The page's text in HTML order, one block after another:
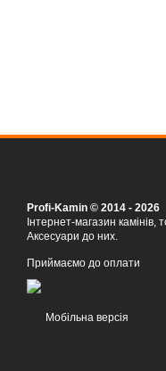
Profi-Kamin © 2014 - 2026
Інтернет-магазин камінів,
Аксесуари до них.
Приймаємо до оплати
Мобільна версія